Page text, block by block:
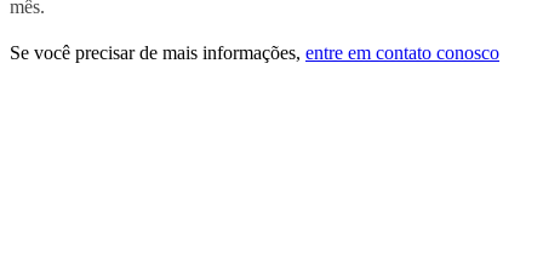
mês.
Se você precisar de mais informações, entre em contato conosco